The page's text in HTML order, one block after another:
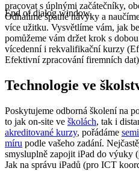
End of dialog window.
pracovat s úplnými začátečníky,
Odhalíme špatné návyky a
více užitku. Vysvětlíme vám, jak
pomůžeme vám držet krok s
vícedenní i rekvalifikační kurzy
Efektivní zpracování firemních
Technologie ve
Poskytujeme odborná školení na
to jak on-site ve školách, tak i
akreditované kurzy, pořádáme
míru podle vašeho zadání.
smysluplně zapojit iPad do výuky
Jak na správu iPadů (pro ICT